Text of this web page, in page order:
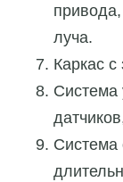
луча.
Каркас
Система
Система